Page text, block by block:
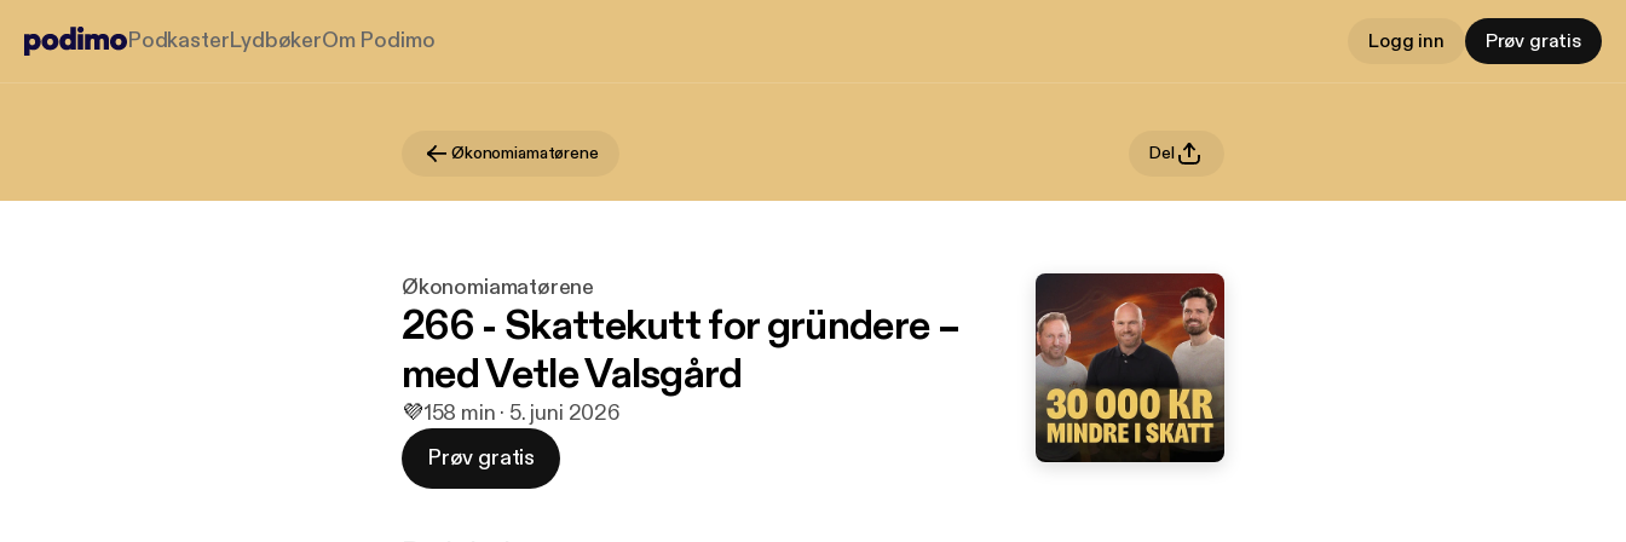
PodkasterLydbøkerOm Podimo Logg inn Prøv gratis
Økonomiamatørene Del
Økonomiamatørene
266 - Skattekutt for gründere –
med Vetle Valsgård
💜158 min · 5. juni 2026
Prøv gratis